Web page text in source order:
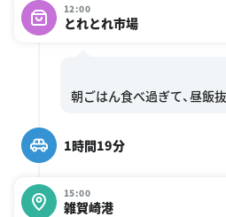
12:00
とれとれ市場
1時間19分
15:00
雑賀崎港